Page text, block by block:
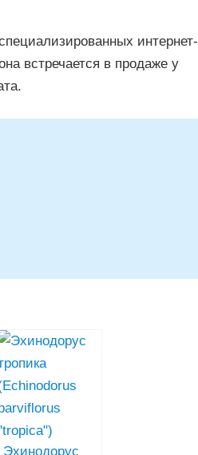
интернет-
встречается в продаже у
Эхинодорус